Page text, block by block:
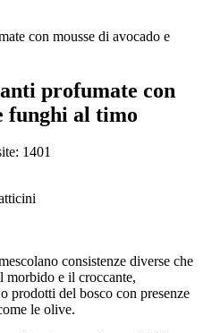
profumate con
funghi al timo
1401
consistenze diverse che
morbido e il croccante,
o prodotti del bosco con presenze
le olive.